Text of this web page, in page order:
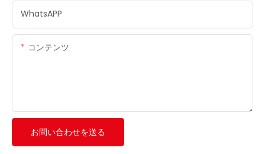
WhatsAPP
コンテンツ
お問い合わせを送る